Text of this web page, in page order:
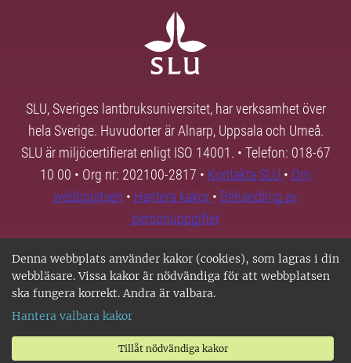
Denna webbplats använder kakor (cookies), som lagras i din
webbläsare. Vissa kakor är nödvändiga för att webbplatsen
ska fungera korrekt. Andra är valbara.
Hantera valbara kakor
Tillåt nödvändiga kakor
SLU, Sveriges lantbruksuniversitet, har verksamhet över
hela Sverige. Huvudorter är Alnarp, Uppsala och Umeå.
SLU är miljöcertifierat enligt ISO 14001. • Telefon: 018-67
10 00 • Org nr: 202100-2817 • Kontakta SLU • Om
webbplatsen • Hantera kakor • Behandling av
personuppgifter